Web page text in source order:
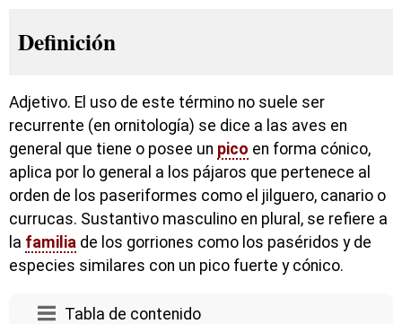
Definición
Adjetivo. El uso de este término no suele ser
recurrente (en ornitología) se dice a las aves en
general que tiene o posee un pico en forma cónico,
aplica por lo general a los pájaros que pertenece al
orden de los paseriformes como el jilguero, canario o
currucas. Sustantivo masculino en plural, se refiere a
la familia de los gorriones como los paséridos y de
especies similares con un pico fuerte y cónico.
Tabla de contenido